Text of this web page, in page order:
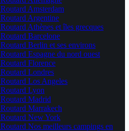
Amsterdam
Argentine
Athènes et îles grecques
Barcelone
Berlin et ses environs
Espagne du nord ouest
Florence
Londres
Los Angeles
Lyon
Madrid
Marrakech
New York
Nos meilleurs campings en